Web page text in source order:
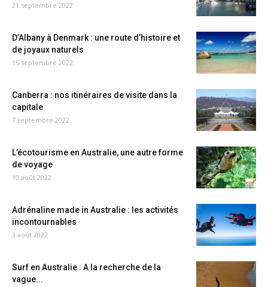
21 septembre 2022
D’Albany à Denmark : une route d’histoire et
de joyaux naturels
15 septembre 2022
Canberra : nos itinéraires de visite dans la
capitale
7 septembre 2022
L’écotourisme en Australie, une autre forme
de voyage
10 août 2022
Adrénaline made in Australie : les activités
incontournables
3 août 2022
Surf en Australie : A la recherche de la
vague...